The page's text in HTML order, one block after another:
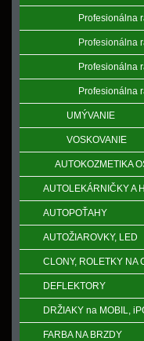
Profesionálna
Profesionálna
Profesionálna
Profesionálna
UMÝVANIE
VOSKOVANIE
AUTOKOZMETIKA
AUTOLEKÁRNIČKY A
AUTOPOŤAHY
AUTOŽIAROVKY, LED
CLONY, ROLETKY NA
DEFLEKTORY
DRŽIAKY na MOBIL,
FARBA NA BRZDY